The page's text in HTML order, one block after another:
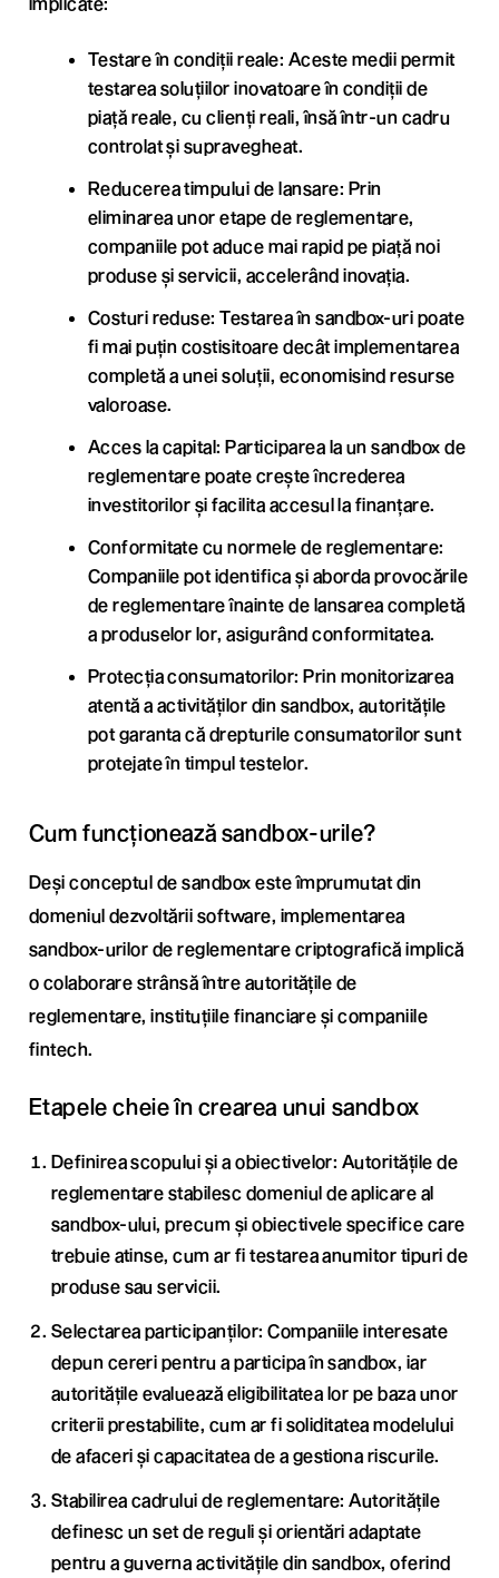
Testare în condiții reale: Aceste medii permit
testarea soluțiilor inovatoare în condiții de
piață reale, cu clienți reali, însă într-un cadru
controlat și supravegheat.
Reducerea timpului de lansare: Prin
eliminarea unor etape de reglementare,
companiile pot aduce mai rapid pe piață noi
produse și servicii, accelerând inovația.
Costuri reduse: Testarea în sandbox-uri poate
fi mai puțin costisitoare decât implementarea
completă a unei soluții, economisind resurse
valoroase.
Acces la capital: Participarea la un sandbox de
reglementare poate crește încrederea
investitorilor și facilita accesul la finanțare.
Conformitate cu normele de reglementare:
Companiile pot identifica și aborda provocările
de reglementare înainte de lansarea completă
a produselor lor, asigurând conformitatea.
Protecția consumatorilor: Prin monitorizarea
atentă a activităților din sandbox, autoritățile
pot garanta că drepturile consumatorilor sunt
protejate în timpul testelor.
Cum funcționează sandbox-urile?
Deși conceptul de sandbox este împrumutat din
domeniul dezvoltării software, implementarea
sandbox-urilor de reglementare criptografică implică
o colaborare strânsă între autoritățile de
reglementare, instituțiile financiare și companiile
fintech.
Etapele cheie în crearea unui sandbox
Definirea scopului și a obiectivelor: Autoritățile de
reglementare stabilesc domeniul de aplicare al
sandbox-ului, precum și obiectivele specifice care
trebuie atinse, cum ar fi testarea anumitor tipuri de
produse sau servicii.
Selectarea participanților: Companiile interesate
depun cereri pentru a participa în sandbox, iar
autoritățile evaluează eligibilitatea lor pe baza unor
criterii prestabilite, cum ar fi soliditatea modelului
de afaceri și capacitatea de a gestiona riscurile.
Stabilirea cadrului de reglementare: Autoritățile
definesc un set de reguli și orientări adaptate
pentru a guverna activitățile din sandbox, oferind